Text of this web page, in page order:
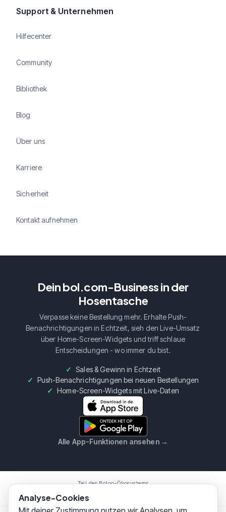
Support & Unternehmen
Hilfecenter
Community
Bibliothek
Blog
Über uns
Karriere
Sicherheit
Kontakt aufnehmen
Dein bol.com-Business in der
Hosentasche
Verpasse keine Bestellung mehr. Erhalte Push-
Benachrichtigungen in Echtzeit, sieh den Live-Umsatz
über Home-Screen-Widgets und triff schlaue
Entscheidungen - wo immer du bist.
Sales & Gewinn in Echtzeit
Push-Benachrichtigungen bei neuen Bestellungen
Home-Screen-Widgets mit Live-Daten
Alle App-Funktionen ansehen →
Teil des Boloo-Ökosystems
Analyse-Cookies